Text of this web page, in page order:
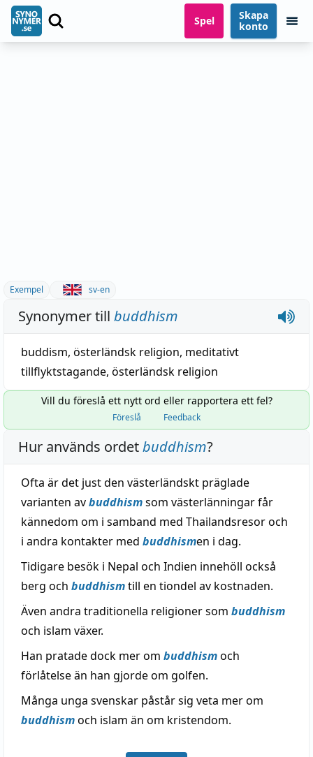
Spel
Skapa
konto
Exempel sv-en
Synonymer till buddhism
buddism, österländsk religion, meditativt
tillflyktstagande, österländsk religion
Vill du föreslå ett nytt ord eller rapportera ett fel?
Föreslå Feedback
Hur används ordetbuddhism?
Ofta är det just den västerländskt präglade
varianten avbuddhismsom västerlänningar får
kännedom om i samband med Thailandsresor och
i andra kontakter med buddhismen i dag.
Tidigare besök i Nepal och Indien innehöll också
berg och buddhismtill en tiondel av kostnaden.
Även andra traditionella religioner som buddhism
och islam växer.
Han pratade dock mer om buddhismoch
förlåtelse än han gjorde om golfen.
Många unga svenskar påstår sig veta mer om
buddhismoch islam än om kristendom.